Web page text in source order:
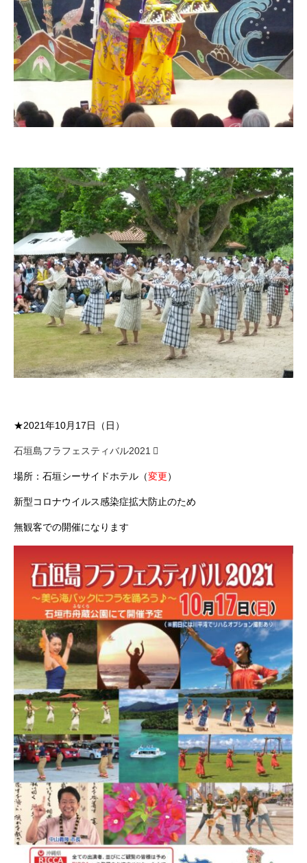
★2021年10月17日（日）
石垣島フラフェスティバル2021
場所：石垣シーサイドホテル（変更）
新型コロナウイルス感染症拡大防止のため
無観客での開催になります